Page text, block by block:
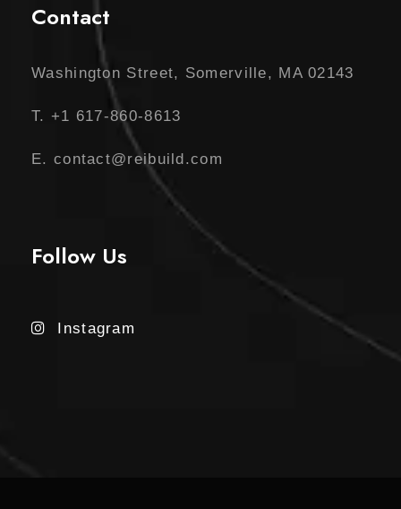
Contact
Washington Street, Somerville, MA 02143
T. +1 617-860-8613
E. contact@reibuild.com
Follow Us
Instagram